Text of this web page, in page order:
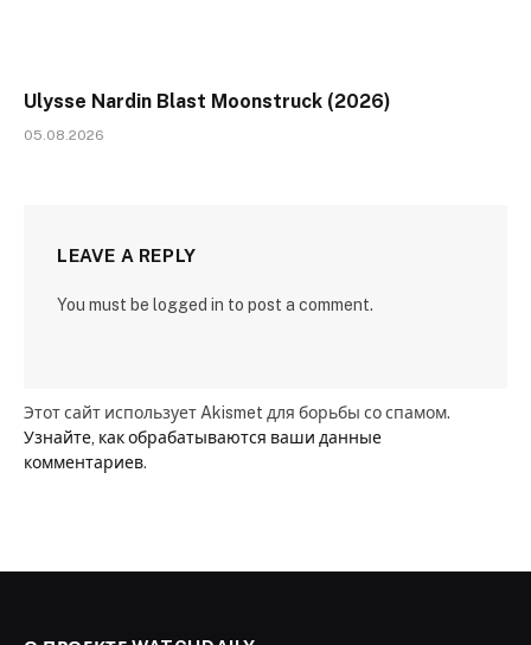
Ulysse Nardin Blast Moonstruck (2026)
05.08.2026
LEAVE A REPLY
You must be logged in to post a comment.
Этот сайт использует Akismet для борьбы со спамом.
Узнайте, как обрабатываются ваши данные
комментариев.